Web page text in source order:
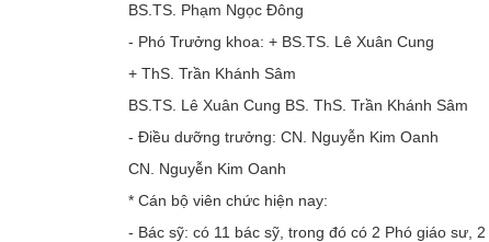
BS.TS. Phạm Ngọc Đông
- Phó Trưởng khoa: + BS.TS. Lê Xuân Cung
+ ThS. Trần Khánh Sâm
BS.TS. Lê Xuân Cung BS. ThS. Trần Khánh Sâm
- Điều dưỡng trưởng: CN. Nguyễn Kim Oanh
CN. Nguyễn Kim Oanh
* Cán bộ viên chức hiện nay:
- Bác sỹ: có 11 bác sỹ, trong đó có 2 Phó giáo sư, 2